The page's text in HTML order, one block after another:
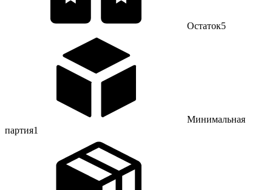
Остаток5
Минимальная
партия1